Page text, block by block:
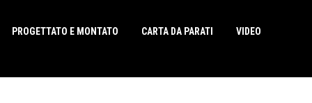
PROGETTATO E MONTATO CARTA DA PARATI VIDEO